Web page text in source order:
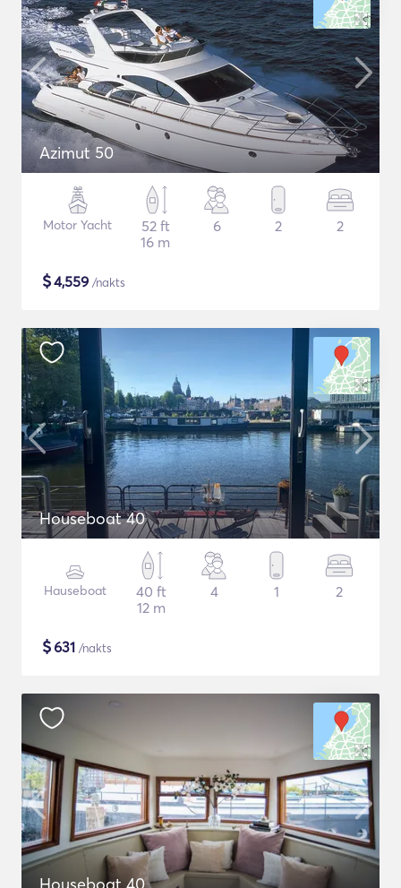
Azimut 50
Motor Yacht
52 ft
16 m
6 2 2
$4,559 /nakts
Houseboat 40
Hauseboat
40 ft
12 m
4 1 2
$631 /nakts